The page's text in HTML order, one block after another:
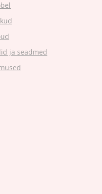
ja seadmed